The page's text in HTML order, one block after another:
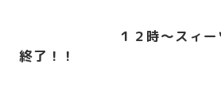
１２時～スィーツが
終了！！